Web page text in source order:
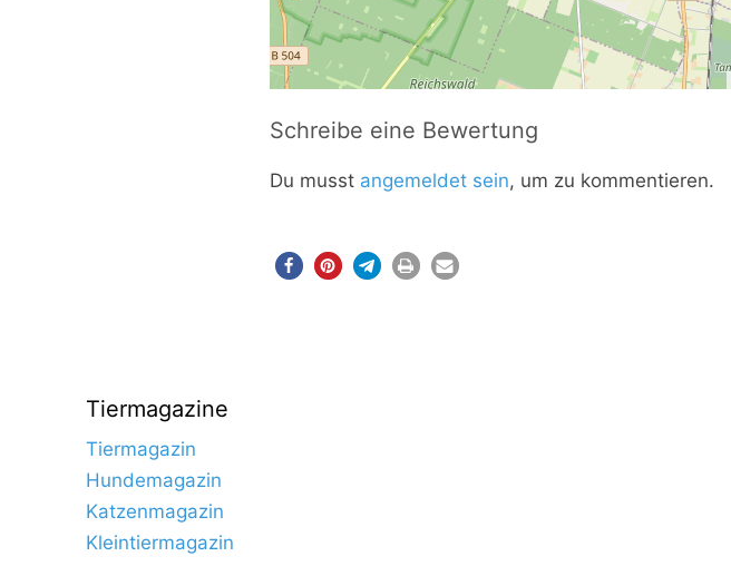
Schreibe eine Bewertung
Du musst angemeldet sein, um zu kommentieren.
Tiermagazine
Tiermagazin
Hundemagazin
Katzenmagazin
Kleintiermagazin